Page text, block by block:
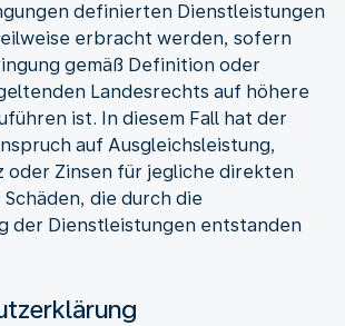
definierten Dienstleistungen
erbracht werden, sofern
gemäß Definition oder
Landesrechts auf höhere
ist. In diesem Fall hat der
auf Ausgleichsleistung,
oder Zinsen für jegliche direkten
die durch die
der Dienstleistungen entstanden